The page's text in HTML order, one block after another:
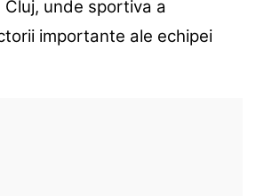
unde sportiva a
importante ale echipei